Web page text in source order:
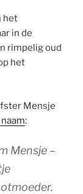
het
in de
rimpelig oud
het
Mensje
:
Mensje –